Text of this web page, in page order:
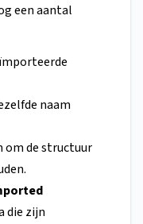
een aantal
naam
om de structuur
die zijn